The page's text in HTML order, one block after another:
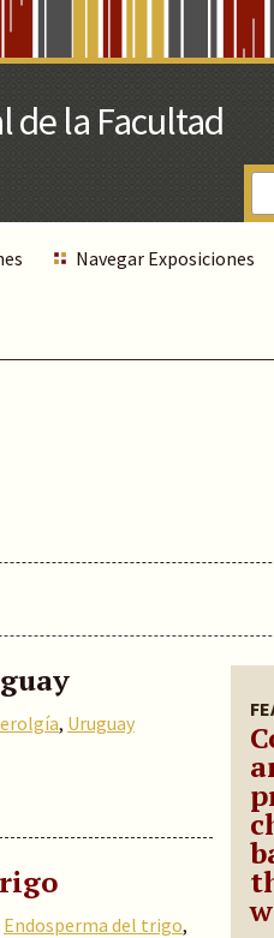
Navegar Exposiciones
, Uruguay
Endosperma del trigo,